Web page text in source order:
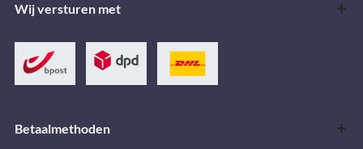
Wij versturen met
Betaalmethoden